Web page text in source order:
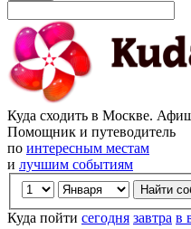
Куда сходить в Москве.
Помощник и путеводитель
по интересным местам
и лучшим событиям
Куда пойти сегодня завтра в